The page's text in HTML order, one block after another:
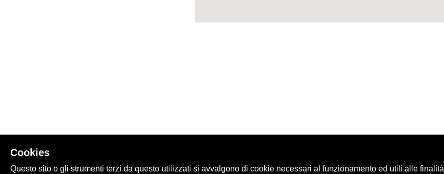
Cookies
Questo sito o gli strumenti terzi da questo utilizzati si avvalgono di cookie necessari al funzionamento ed utili alle finalità